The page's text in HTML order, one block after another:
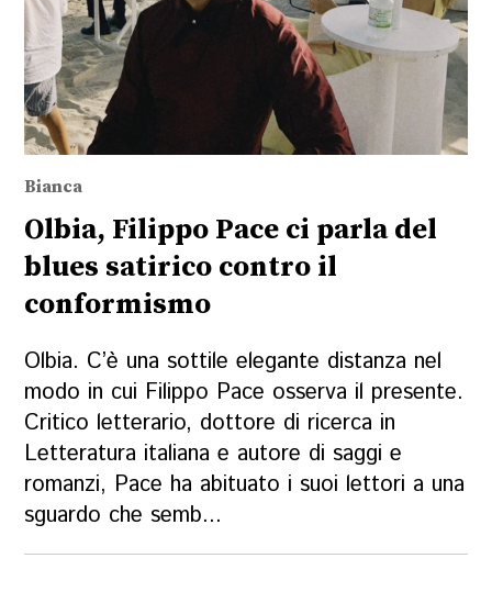
Bianca
Olbia, Filippo Pace ci parla del
blues satirico contro il
conformismo
Olbia. C’è una sottile elegante distanza nel
modo in cui Filippo Pace osserva il presente.
Critico letterario, dottore di ricerca in
Letteratura italiana e autore di saggi e
romanzi, Pace ha abituato i suoi lettori a una
sguardo che semb...